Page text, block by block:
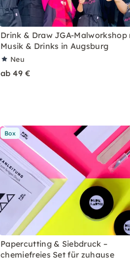
Drink & Draw JGA-Malworkshop
Musik & Drinks in Augsburg
Neu
ab 49 €
Box
Papercutting & Siebdruck –
chemiefreies Set für zuhause